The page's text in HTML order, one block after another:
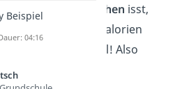
Wenn du heute
Kuchen isst,
zählt das nicht als Kalorien
— Geburtstagsregel! Also
nimm zwei Stück.
Beispiel
04:16